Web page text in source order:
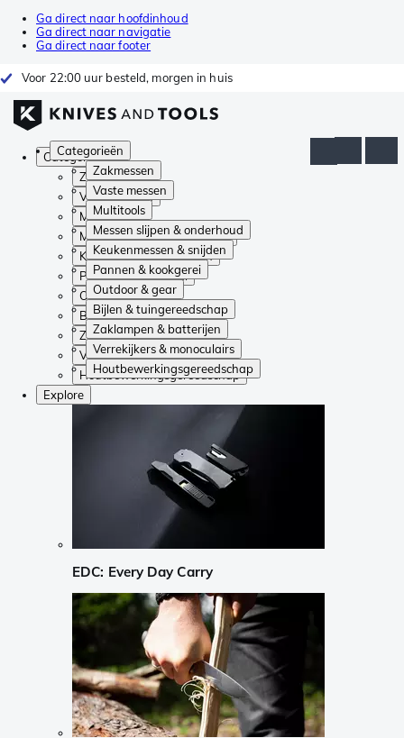
Ga direct naar hoofdinhoud
Ga direct naar navigatie
Ga direct naar footer
Voor 22:00 uur besteld, morgen in huis
Categorieën
Zakmessen
Vaste messen
Multitools
Messen slijpen & onderhoud
Keukenmessen & snijden
Pannen & kookgerei
Outdoor & gear
Bijlen & tuingereedschap
Zaklampen & batterijen
Verrekijkers & monoculairs
Houtbewerkingsgereedschap
Categorieën
Zakmessen
Vaste messen
Multitools
Messen slijpen & onderhoud
Keukenmessen & snijden
Pannen & kookgerei
Outdoor & gear
Bijlen & tuingereedschap
Zaklampen & batterijen
Verrekijkers & monoculairs
Houtbewerkingsgereedschap
Explore
EDC: Every Day Carry